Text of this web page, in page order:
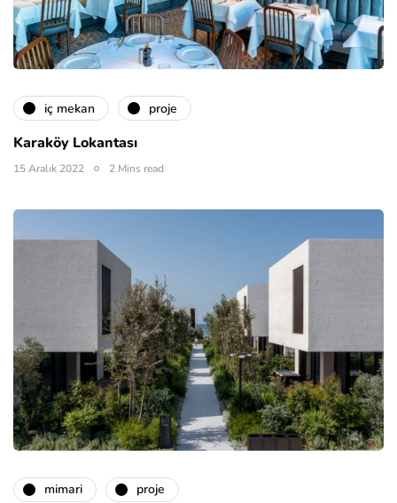
i̇ç mekan proje
Karaköy Lokantası
15 Aralık 2022 2 Mins read
mimari proje